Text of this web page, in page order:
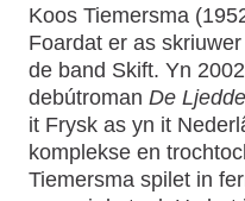
Koos Tiemersma
Foardat er as
de band Skift. Yn
debútroman De
it Frysk as yn it
komplekse en
Tiemersma spilet in